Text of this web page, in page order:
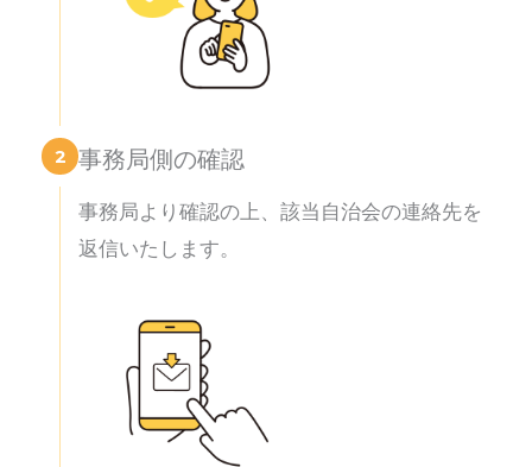
2 事務局側の確認
事務局より確認の上、該当自治会の連絡先を
返信いたします。